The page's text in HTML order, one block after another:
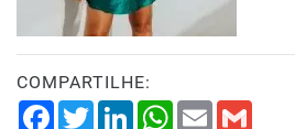
COMPARTILHE:
FacebookTwitterLinkedInWhatsApp
Email